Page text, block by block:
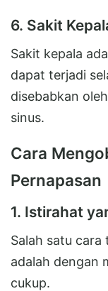
6. Sakit
Sakit kepala
dapat terjadi
disebabkan
sinus.
Cara
Pernapasan
1. Istirahat
Salah satu cara
adalah dengan
cukup.